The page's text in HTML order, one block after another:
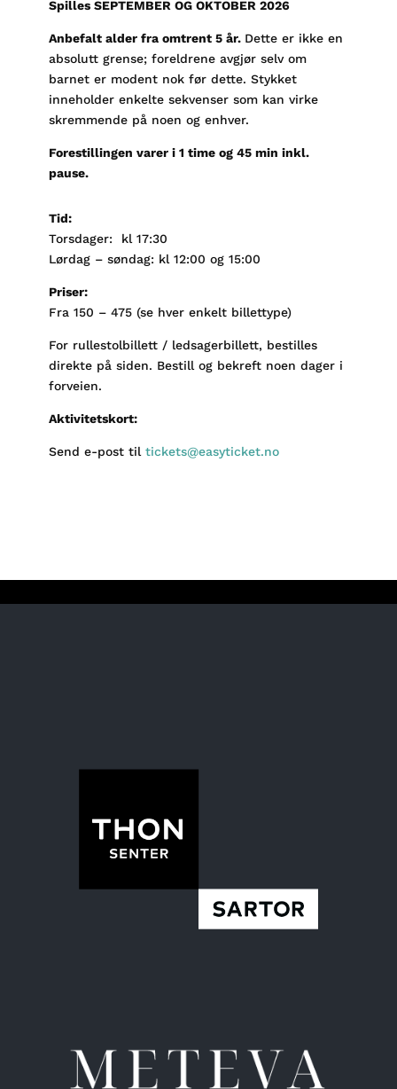
Spilles SEPTEMBER OG OKTOBER 2026
Anbefalt alder fra omtrent 5 år. Dette er ikke en
absolutt grense; foreldrene avgjør selv om
barnet er modent nok før dette. Stykket
inneholder enkelte sekvenser som kan virke
skremmende på noen og enhver.
Forestillingen varer i 1 time og 45 min inkl.
pause.
Tid:
Torsdager: kl 17:30
Lørdag – søndag: kl 12:00 og 15:00
Priser:
Fra 150 – 475 (se hver enkelt billettype)
For rullestolbillett / ledsagerbillett, bestilles
direkte på siden. Bestill og bekreft noen dager i
forveien.
Aktivitetskort:
Send e-post til tickets@easyticket.no